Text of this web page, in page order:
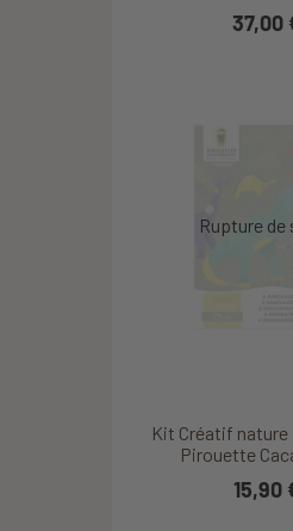
37,00
Kit Créatif nature
Pirouette
15,90